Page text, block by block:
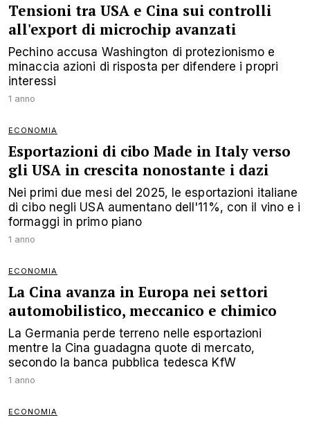
Tensioni tra USA e Cina sui controlli
all'export di microchip avanzati
Pechino accusa Washington di protezionismo e
minaccia azioni di risposta per difendere i propri
interessi
1 anno
ECONOMIA
Esportazioni di cibo Made in Italy verso
gli USA in crescita nonostante i dazi
Nei primi due mesi del 2025, le esportazioni italiane
di cibo negli USA aumentano dell'11%, con il vino e i
formaggi in primo piano
1 anno
ECONOMIA
La Cina avanza in Europa nei settori
automobilistico, meccanico e chimico
La Germania perde terreno nelle esportazioni
mentre la Cina guadagna quote di mercato,
secondo la banca pubblica tedesca KfW
1 anno
ECONOMIA